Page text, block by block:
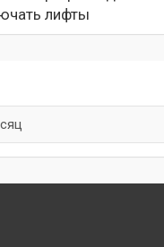
лифты